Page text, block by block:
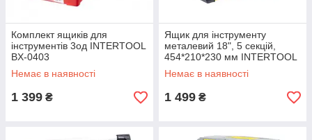
Комплект ящиків для
інструментів 3од INTERTOOL
BX-0403
Немає в наявності
1 399 ₴
Ящик для інструменту
металевий 18", 5 секцій,
454*210*230 мм INTERTOOL
BX-5018
Немає в наявності
1 499 ₴